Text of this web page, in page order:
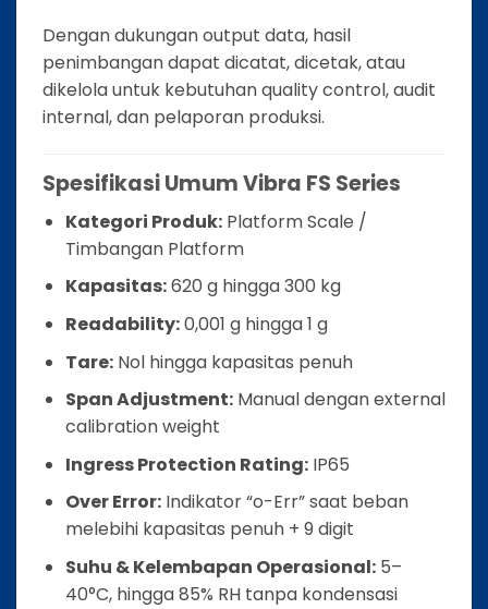
Dengan dukungan output data, hasil
penimbangan dapat dicatat, dicetak, atau
dikelola untuk kebutuhan quality control, audit
internal, dan pelaporan produksi.
Spesifikasi Umum Vibra FS Series
Kategori Produk:Platform Scale /
Timbangan Platform
Kapasitas:620 g hingga 300 kg
Readability:0,001 g hingga 1 g
Tare:Nol hingga kapasitas penuh
Span Adjustment:Manual dengan external
calibration weight
Ingress Protection Rating:IP65
Over Error:Indikator “o-Err” saat beban
melebihi kapasitas penuh + 9 digit
Suhu & Kelembapan Operasional:5–
40°C, hingga 85% RH tanpa kondensasi